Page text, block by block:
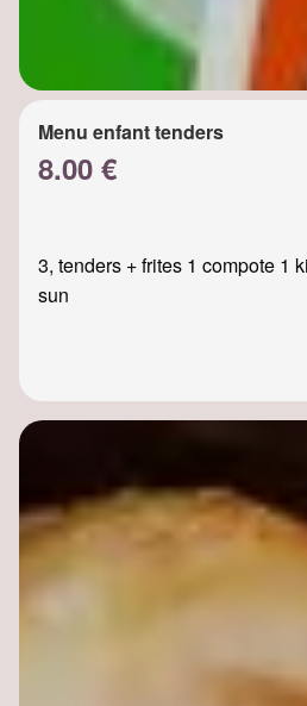
Menu enfant tenders
8.00 €
3, tenders + frites 1 compote 1
sun